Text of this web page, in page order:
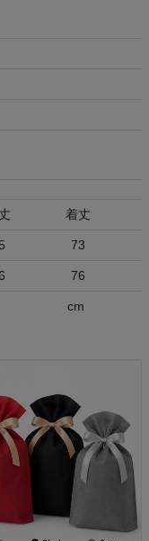
着丈
73
76
cm